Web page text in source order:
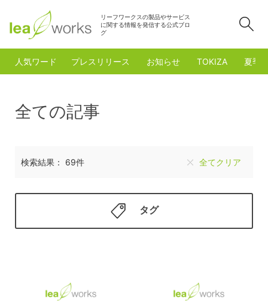
リーフワークスの製品やサービス
に関する情報を発信する公式ブロ
グ
人気ワード プレスリリース お知らせ TOKIZA 夏季
全ての記事
検索結果： 69件 全てクリア
タグ